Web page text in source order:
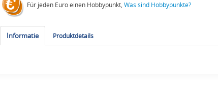
Für jeden Euro einen Hobbypunkt,Was sind Hobbypunkte?
Informatie Produktdetails